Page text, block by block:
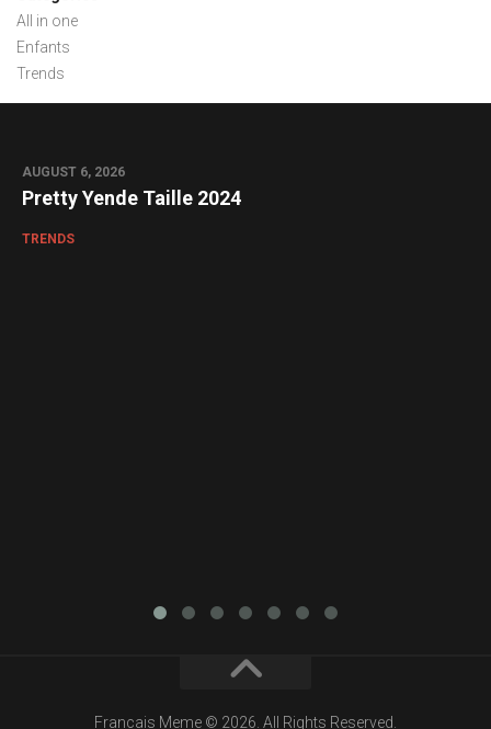
All in one
Enfants
Trends
AUGUST 6, 2026
Pretty Yende Taille 2024
TRENDS
Francais Meme © 2026. All Rights Reserved.